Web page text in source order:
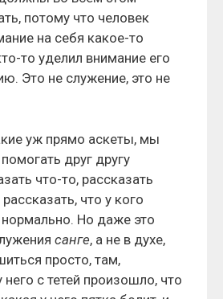
потому что человек
на себя какое-то
то уделил внимание его
Это не служение, это не
уж прямо аскеты, мы
друг другу
что-то, рассказать
что у кого
Но даже это
санге, а не в духе,
просто, там,
него с тетей произошло, что